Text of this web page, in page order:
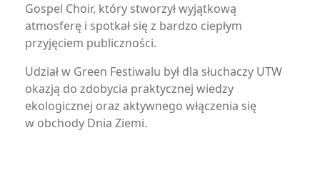
Gospel Choir, który stworzył wyjątkową
atmosferę i spotkał się z bardzo ciepłym
przyjęciem publiczności.
Udział w Green Festiwalu był dla słuchaczy UTW
okazją do zdobycia praktycznej wiedzy
ekologicznej oraz aktywnego włączenia się
w obchody Dnia Ziemi.